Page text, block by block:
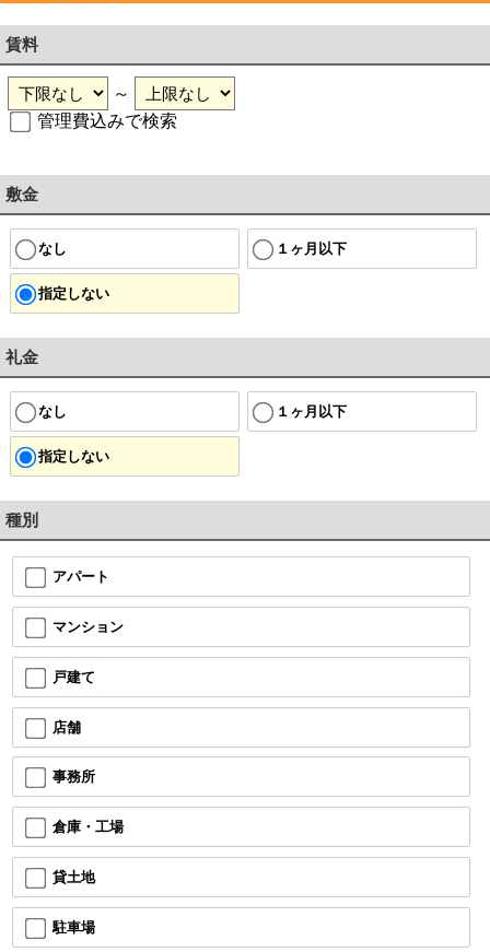
賃料
～
管理費込みで検索
敷金
なし １ヶ月以下
指定しない
礼金
なし １ヶ月以下
指定しない
種別
アパート
マンション
戸建て
店舗
事務所
倉庫・工場
貸土地
駐車場